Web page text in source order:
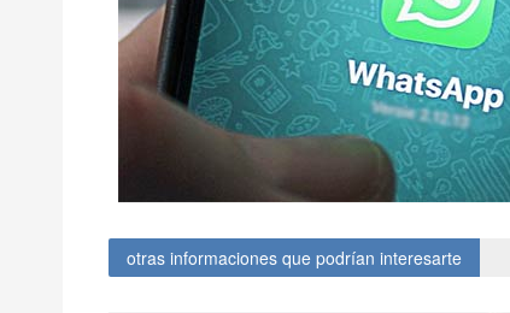
otras informaciones que podrían interesarte